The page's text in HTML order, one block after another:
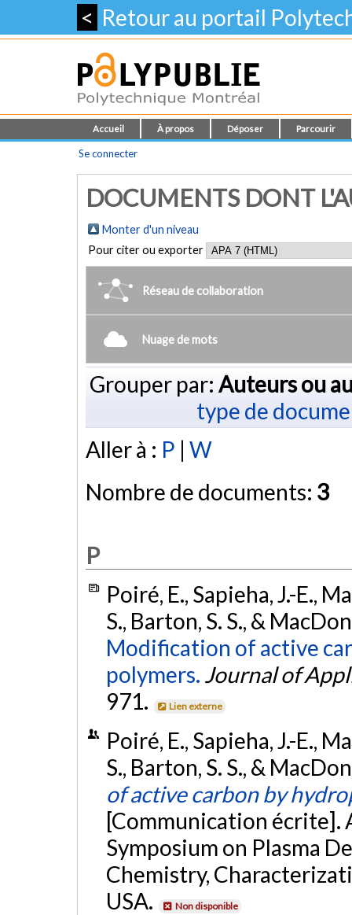
< Retour au portail
Accueil À propos Déposer Parcourir
Se connecter
DOCUMENTS DONT
Monter d'un niveau
Pour citer ou exporter
Réseau de collaboration
Nuage de mots
Grouper par: Auteurs ou
type de
Aller à : P | W
Nombre de documents: 3
P
Poiré, E., Sapieha, J.-E.,
S., Barton, S. S., &
Modification of active
polymers. Journal of
971.
Lien externe
Poiré, E., Sapieha, J.-E.,
S., Barton, S. S., &
of active carbon by
[Communication écrite].
Symposium on Plasma
Chemistry,
USA.
Non disponible